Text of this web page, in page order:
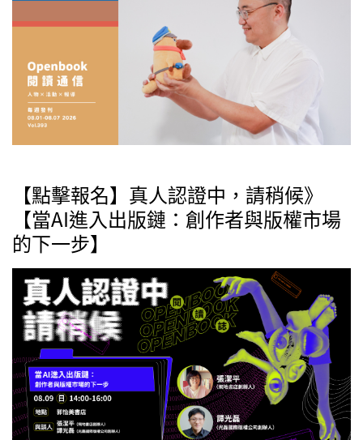
【點擊報名】真人認證中，請稍候》
【當AI進入出版鏈：創作者與版權市場
的下一步】